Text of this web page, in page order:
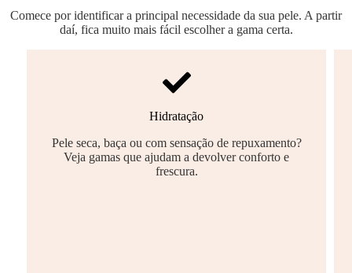
Comece por identificar a principal necessidade da sua pele. A partir
daí, fica muito mais fácil escolher a gama certa.
Hidratação
Pele seca, baça ou com sensação de repuxamento?
Veja gamas que ajudam a devolver conforto e
frescura.